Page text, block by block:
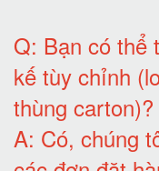
Q: Bạn có thể
kế tùy chỉnh
thùng carton)?
A: Có, chúng